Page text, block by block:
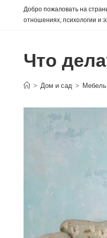
ПерейтиДобро пожаловать на
отношениях, психологии и
Что
> Дом и сад > Мебель